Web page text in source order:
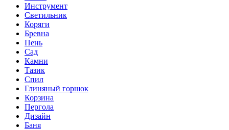
Инструмент
Светильник
Коряги
Бревна
Пень
Сад
Камни
Тазик
Спил
Глиняный горшок
Корзина
Пергола
Дизайн
Баня